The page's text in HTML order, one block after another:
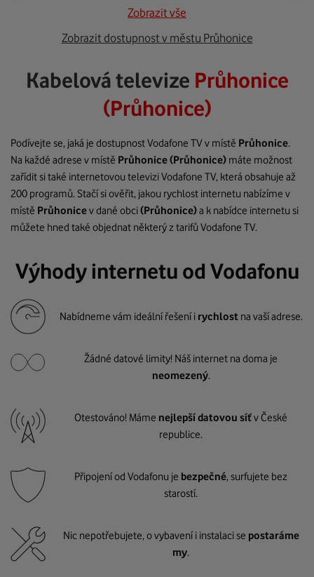
Zobrazit vše
Zobrazit dostupnost v městu Průhonice
Kabelová televize Průhonice
(Průhonice)
Podívejte se, jaká je dostupnost Vodafone TV v místě Průhonice.
Na každé adrese v místě Průhonice(Průhonice) máte možnost
zařídit si také internetovou televizi Vodafone TV, která obsahuje až
200 programů. Stačí si ověřit, jakou rychlost internetu nabízíme v
místě Průhonicev dané obci(Průhonice)a k nabídce internetu si
můžete hned také objednat některý z tarifů Vodafone TV.
Výhody internetu od Vodafonu
Nabídneme vám ideální řešení i rychlost na vaší adrese.
Žádné datové limity! Náš internet na doma je
neomezený.
Otestováno! Máme nejlepší datovou síťv České
republice.
Připojení od Vodafonu je bezpečné, surfujete bez
starostí.
Nic nepotřebujete, o vybavení i instalaci se postaráme
my.